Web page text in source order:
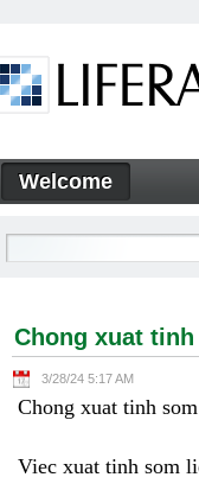
Chong xuat tinh
Navigation
Welcome
Chong xuat
3/28/24 5:17 AM
Chong xuat tinh
Viec xuat tinh som